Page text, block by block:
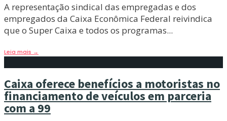
A representação sindical das empregadas e dos
empregados da Caixa Econômica Federal reivindica
que o Super Caixa e todos os programas...
Leia mais →
Caixa oferece benefícios a motoristas no
financiamento de veículos em parceria
com a 99